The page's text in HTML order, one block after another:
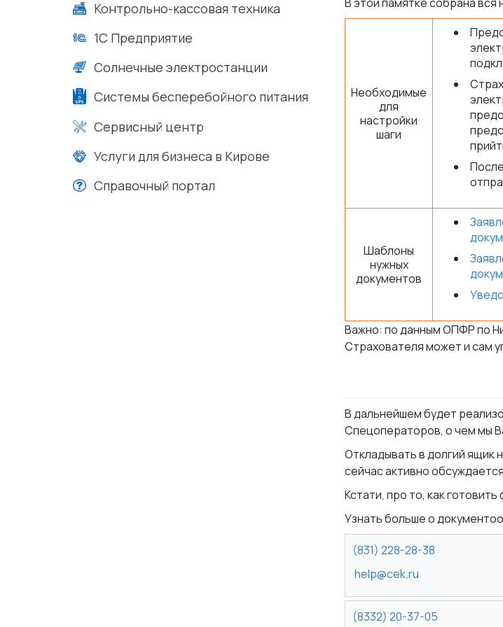
Контрольно-кассовая техника
1С Предприятие
Солнечные электростанции
Системы бесперебойного питания
Сервисный центр
Услуги для бизнеса в Кирове
Справочный портал
Необходимые
для
настройки
шаги
Шаблоны
нужных
документов
Важно: по данным ОПФР по
Страхователя может и сам
В дальнейшем будет
Спецоператоров, о чем мы
Откладывать в долгий ящик
сейчас активно
Кстати, про то, как
Узнать больше о
(831) 228-28-38
help@cek.ru
(8332) 20-37-05